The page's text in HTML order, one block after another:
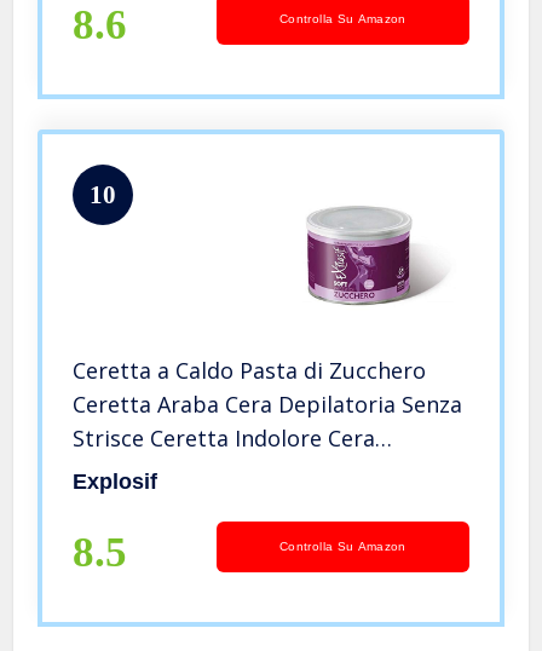
8.6 Controlla Su Amazon
10
Ceretta a Caldo Pasta di Zucchero
Ceretta Araba Cera Depilatoria Senza
Strisce Ceretta Indolore Cera
Depilatoria Barattolo Cera Araba
Brasiliana Cera a Caldo
Explosif
8.5 Controlla Su Amazon